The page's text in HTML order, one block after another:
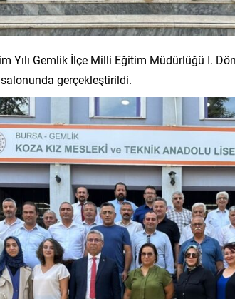
Yılı Gemlik İlçe Milli Eğitim Müdürlüğü I.
gerçekleştirildi.